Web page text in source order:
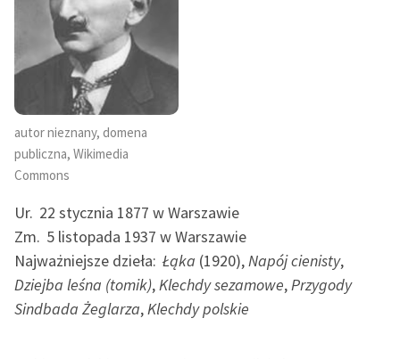
autor nieznany, domena
publiczna, Wikimedia
Commons
Ur. 22 stycznia 1877 w Warszawie
Zm. 5 listopada 1937 w Warszawie
Najważniejsze dzieła: Łąka (1920), Napój cienisty,
Dziejba leśna (tomik), Klechdy sezamowe, Przygody
Sindbada Żeglarza, Klechdy polskie